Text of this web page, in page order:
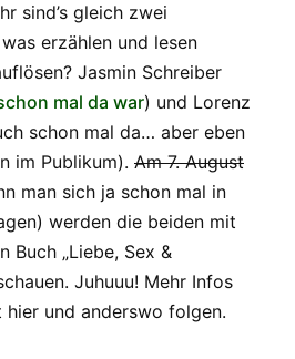
sind’s gleich zwei
erzählen und lesen
Jasmin Schreiber
mal da war) und Lorenz
schon mal da… aber eben
im Publikum). Am 7. August
man sich ja schon mal in
werden die beiden mit
Buch „Liebe, Sex &
Juhuuu! Mehr Infos
hier und anderswo folgen.